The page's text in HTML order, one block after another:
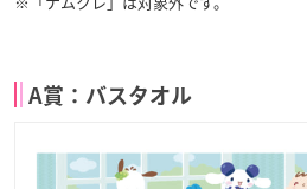
A賞：バスタオル